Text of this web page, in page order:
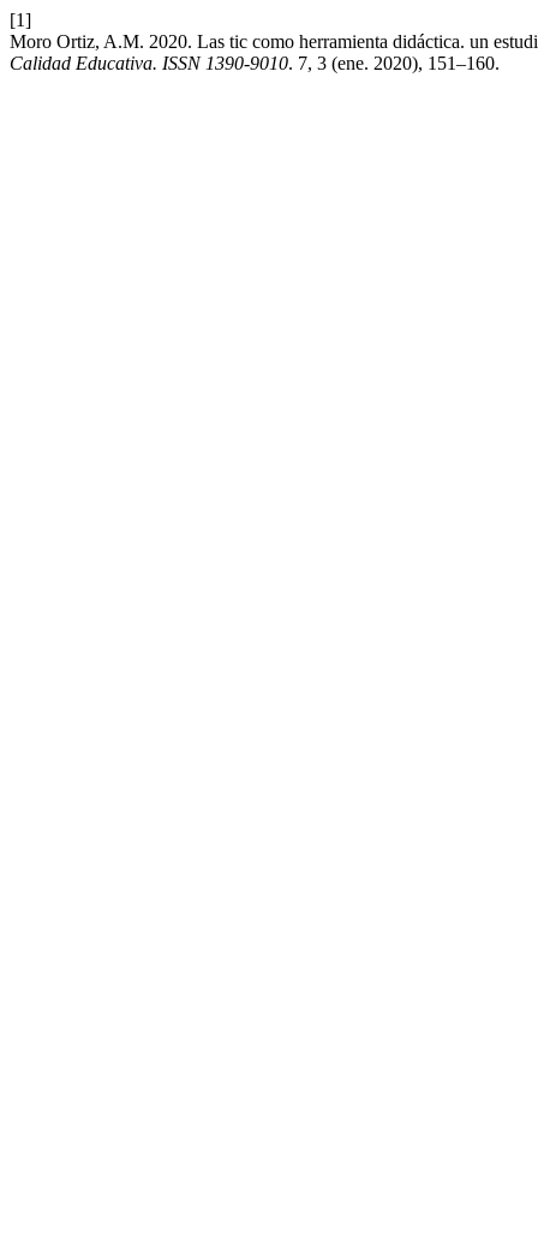
[1]
Moro Ortiz, A.M. 2020. Las tic como herramienta didáctica. un
Calidad Educativa. ISSN 1390-9010. 7, 3 (ene. 2020), 151–160.